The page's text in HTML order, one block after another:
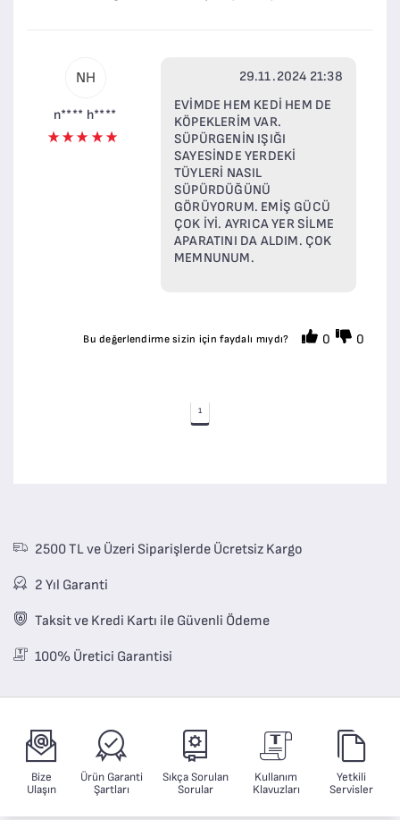
NH
n**** h****
29.11.2024 21:38
EVİMDE HEM KEDİ HEM DE
KÖPEKLERİM VAR.
SÜPÜRGENİN IŞIĞI
SAYESİNDE YERDEKİ
TÜYLERİ NASIL
SÜPÜRDÜĞÜNÜ
GÖRÜYORUM. EMİŞ GÜCÜ
ÇOK İYİ. AYRICA YER SİLME
APARATINI DA ALDIM. ÇOK
MEMNUNUM.
Bu değerlendirme sizin için faydalı mıydı? 0 0
1
2500 TL ve Üzeri Siparişlerde Ücretsiz Kargo
2 Yıl Garanti
Taksit ve Kredi Kartı ile Güvenli Ödeme
100% Üretici Garantisi
Bize
Ulaşın
Ürün Garanti
Şartları
Sıkça Sorulan
Sorular
Kullanım
Klavuzları
Yetkili
Servisler